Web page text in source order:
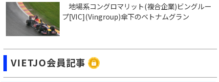
地場系コングロマリット(複合企業)ビングルー
プ[VIC](Vingroup)傘下のベトナムグラン
VIETJO会員記事